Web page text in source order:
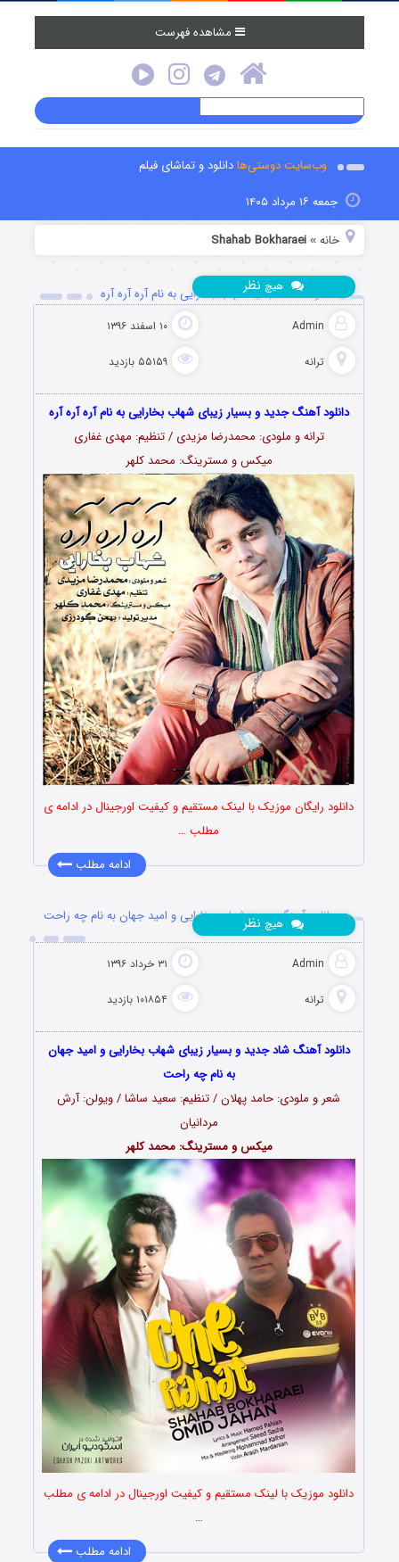
مشاهده فهرست
وب‌سایت دوستی‌هادانلود و تماشای فیلم
جمعه ۱۶ مرداد ۱۴۰۵
خانه »
Shahab Bokharaei
دانلود آهنگ جدید شهاب بخارایی به نام آره آره آره
Admin ۱۰ اسفند ۱۳۹۶
ترانه ۵۵۱۵۹ بازدید
هیچ نظر
دانلود آهنگ جدید و بسیار زیبای شهاب بخارایی به نام آره آره آره
ترانه و ملودی: محمدرضا مزیدی / تنظیم: مهدی غفاری
میکس و مسترینگ: محمد کلهر
دانلود رایگان موزیک با لینک مستقیم و کیفیت اورجینال در ادامه ی
مطلب …
ادامه مطلب
دانلود آهنگ جدید شهاب بخارایی و امید جهان به نام چه راحت
Admin ۳۱ خرداد ۱۳۹۶
ترانه ۱۰۱۸۵۴ بازدید
هیچ نظر
دانلود آهنگ شاد جدید و بسیار زیبای شهاب بخارایی و امید جهان
به نام چه راحت
شعر و ملودی: حامد پهلان / تنظیم: سعید ساشا / ویولن: آرش
مردانیان
میکس و مسترینگ: محمد کلهر
دانلود موزیک با لینک مستقیم و کیفیت اورجینال در ادامه ی مطلب
…
ادامه مطلب